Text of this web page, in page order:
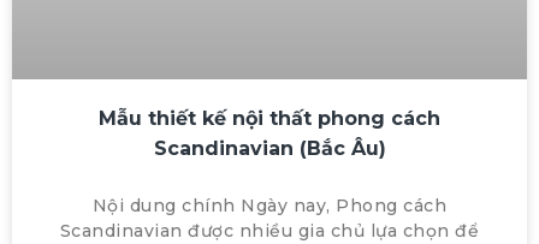
Mẫu thiết kế nội thất phong cách
Scandinavian (Bắc Âu)
Nội dung chính Ngày nay, Phong cách
Scandinavian được nhiều gia chủ lựa chọn để